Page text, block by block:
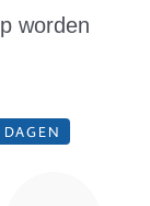
worden